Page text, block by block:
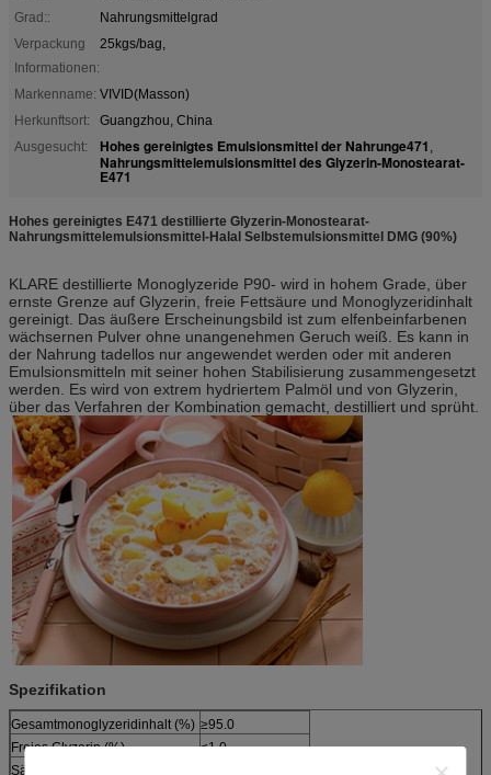
Grad::
Nahrungsmittelgrad
Verpackung
Informationen:
25kgs/bag,
Markenname: VIVID(Masson)
Herkunftsort:
Guangzhou, China
Ausgesucht:
Hohes gereinigtes Emulsionsmittel der Nahrunge471 ,
Nahrungsmittelemulsionsmittel des Glyzerin-Monostearat-
E471
Hohes gereinigtes E471 destillierte Glyzerin-Monostearat-
Nahrungsmittelemulsionsmittel-Halal Selbstemulsionsmittel DMG (90%)
KLARE destillierte Monoglyzeride P90- wird in hohem Grade, über
ernste Grenze auf Glyzerin, freie Fettsäure und Monoglyzeridinhalt
gereinigt. Das äußere Erscheinungsbild ist zum elfenbeinfarbenen
wächsernen Pulver ohne unangenehmen Geruch weiß. Es kann in
der Nahrung tadellos nur angewendet werden oder mit anderen
Emulsionsmitteln mit seiner hohen Stabilisierung zusammengesetzt
werden. Es wird von extrem hydriertem Palmöl und von Glyzerin,
über das Verfahren der Kombination gemacht, destilliert und sprüht.
Spezifikation
Gesamtmonoglyzeridinhalt (%) ≥95.0
Freies Glyzerin (%)
≤1.0
Säuregrad (Magnesium KOH/g)